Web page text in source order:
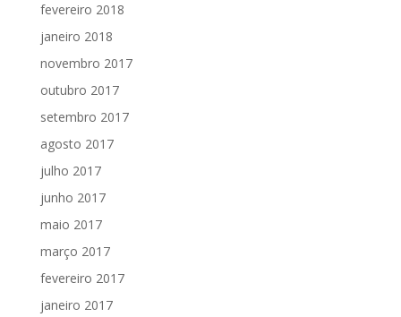
fevereiro 2018
janeiro 2018
novembro 2017
outubro 2017
setembro 2017
agosto 2017
julho 2017
junho 2017
maio 2017
março 2017
fevereiro 2017
janeiro 2017